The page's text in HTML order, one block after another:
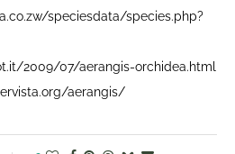
speciesdata/species.php?
2009/07/aerangis-orchidea.html
aerangis/